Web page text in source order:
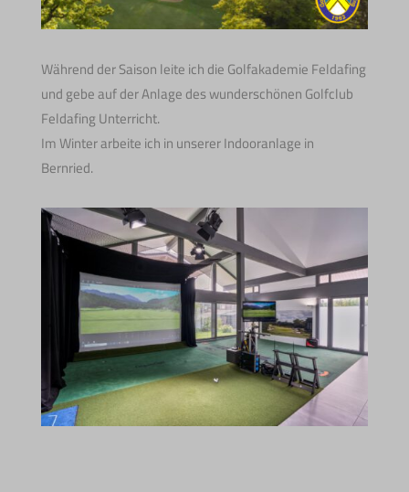
Während der Saison leite ich die Golfakademie Feldafing
und gebe auf der Anlage des wunderschönen Golfclub
Feldafing Unterricht.
Im Winter arbeite ich in unserer Indooranlage in
Bernried.